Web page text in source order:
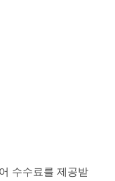
수수료를 제공받